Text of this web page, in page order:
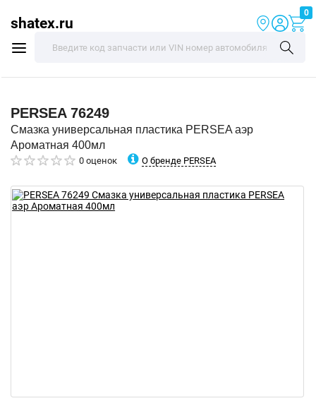
shatex.ru
0
PERSEA 76249
Смазка универсальная пластика PERSEA аэр
Ароматная 400мл
0 оценок О бренде PERSEA